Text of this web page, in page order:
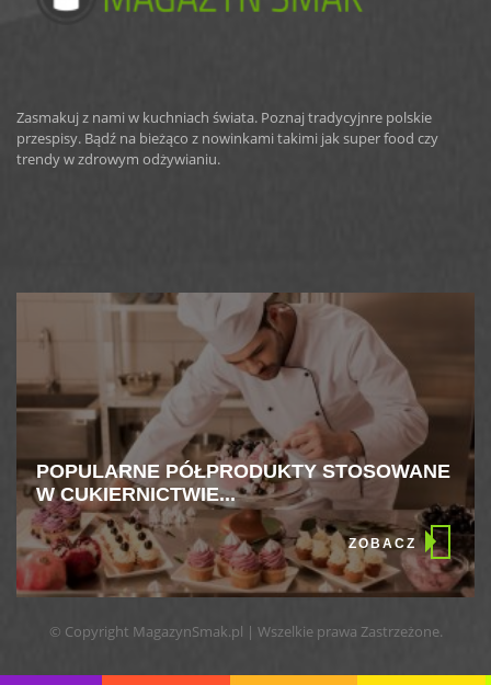
Zasmakuj z nami w kuchniach świata. Poznaj tradycyjnre polskie
przespisy. Bądź na bieżąco z nowinkami takimi jak super food czy
trendy w zdrowym odżywianiu.
POPULARNE PÓŁPRODUKTY STOSOWANE
W CUKIERNICTWIE...
ZOBACZ
© Copyright MagazynSmak.pl | Wszelkie prawa Zastrzeżone.